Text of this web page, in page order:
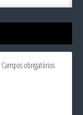
Campos obrigatórios